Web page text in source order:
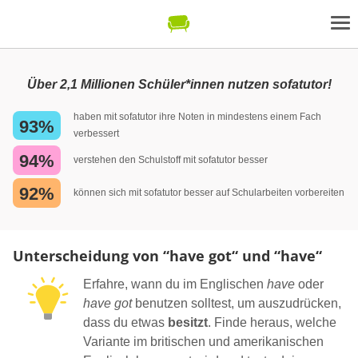
Über 2,1 Millionen Schüler*innen nutzen sofatutor!
93%
haben mit sofatutor ihre Noten in mindestens einem Fach
verbessert
94% verstehen den Schulstoff mit sofatutor besser
92% können sich mit sofatutor besser auf Schularbeiten vorbereiten
Unterscheidung von “have got“ und “have“
Erfahre, wann du im Englischen have oder
have gotbenutzen solltest, um auszudrücken,
dass du etwas besitzt. Finde heraus, welche
Variante im britischen und amerikanischen